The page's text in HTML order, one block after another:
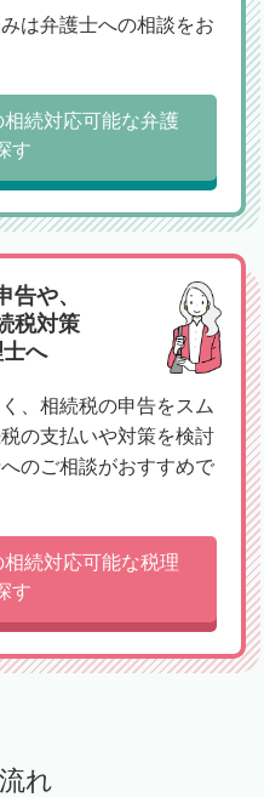
は弁護士への相談をお
続対応可能な弁護
す
告や、
税対策
へ
、相続税の申告をスム
の支払いや対策を検討
のご相談がおすすめで
続対応可能な税理
す
れ